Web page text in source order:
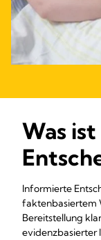
Was
Informierte
faktenbasiertem
Bereitstellung
evidenzbasierter